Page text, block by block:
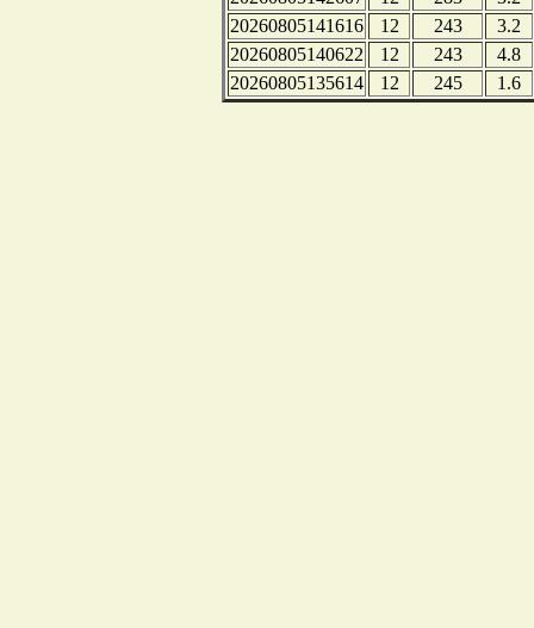
20260805141616
12 243
3.2
20260805140622
12 243
4.8
20260805135614
12 245 1.6